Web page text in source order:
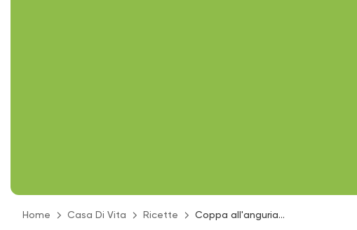
Home Casa Di Vita Ricette Coppa all'anguria...